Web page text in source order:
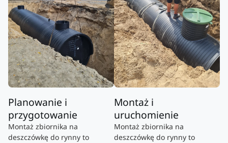
Planowanie i
przygotowanie
Montaż zbiornika na
deszczówkę do rynny to
Montaż i
uruchomienie
Montaż zbiornika na
deszczówkę do rynny to